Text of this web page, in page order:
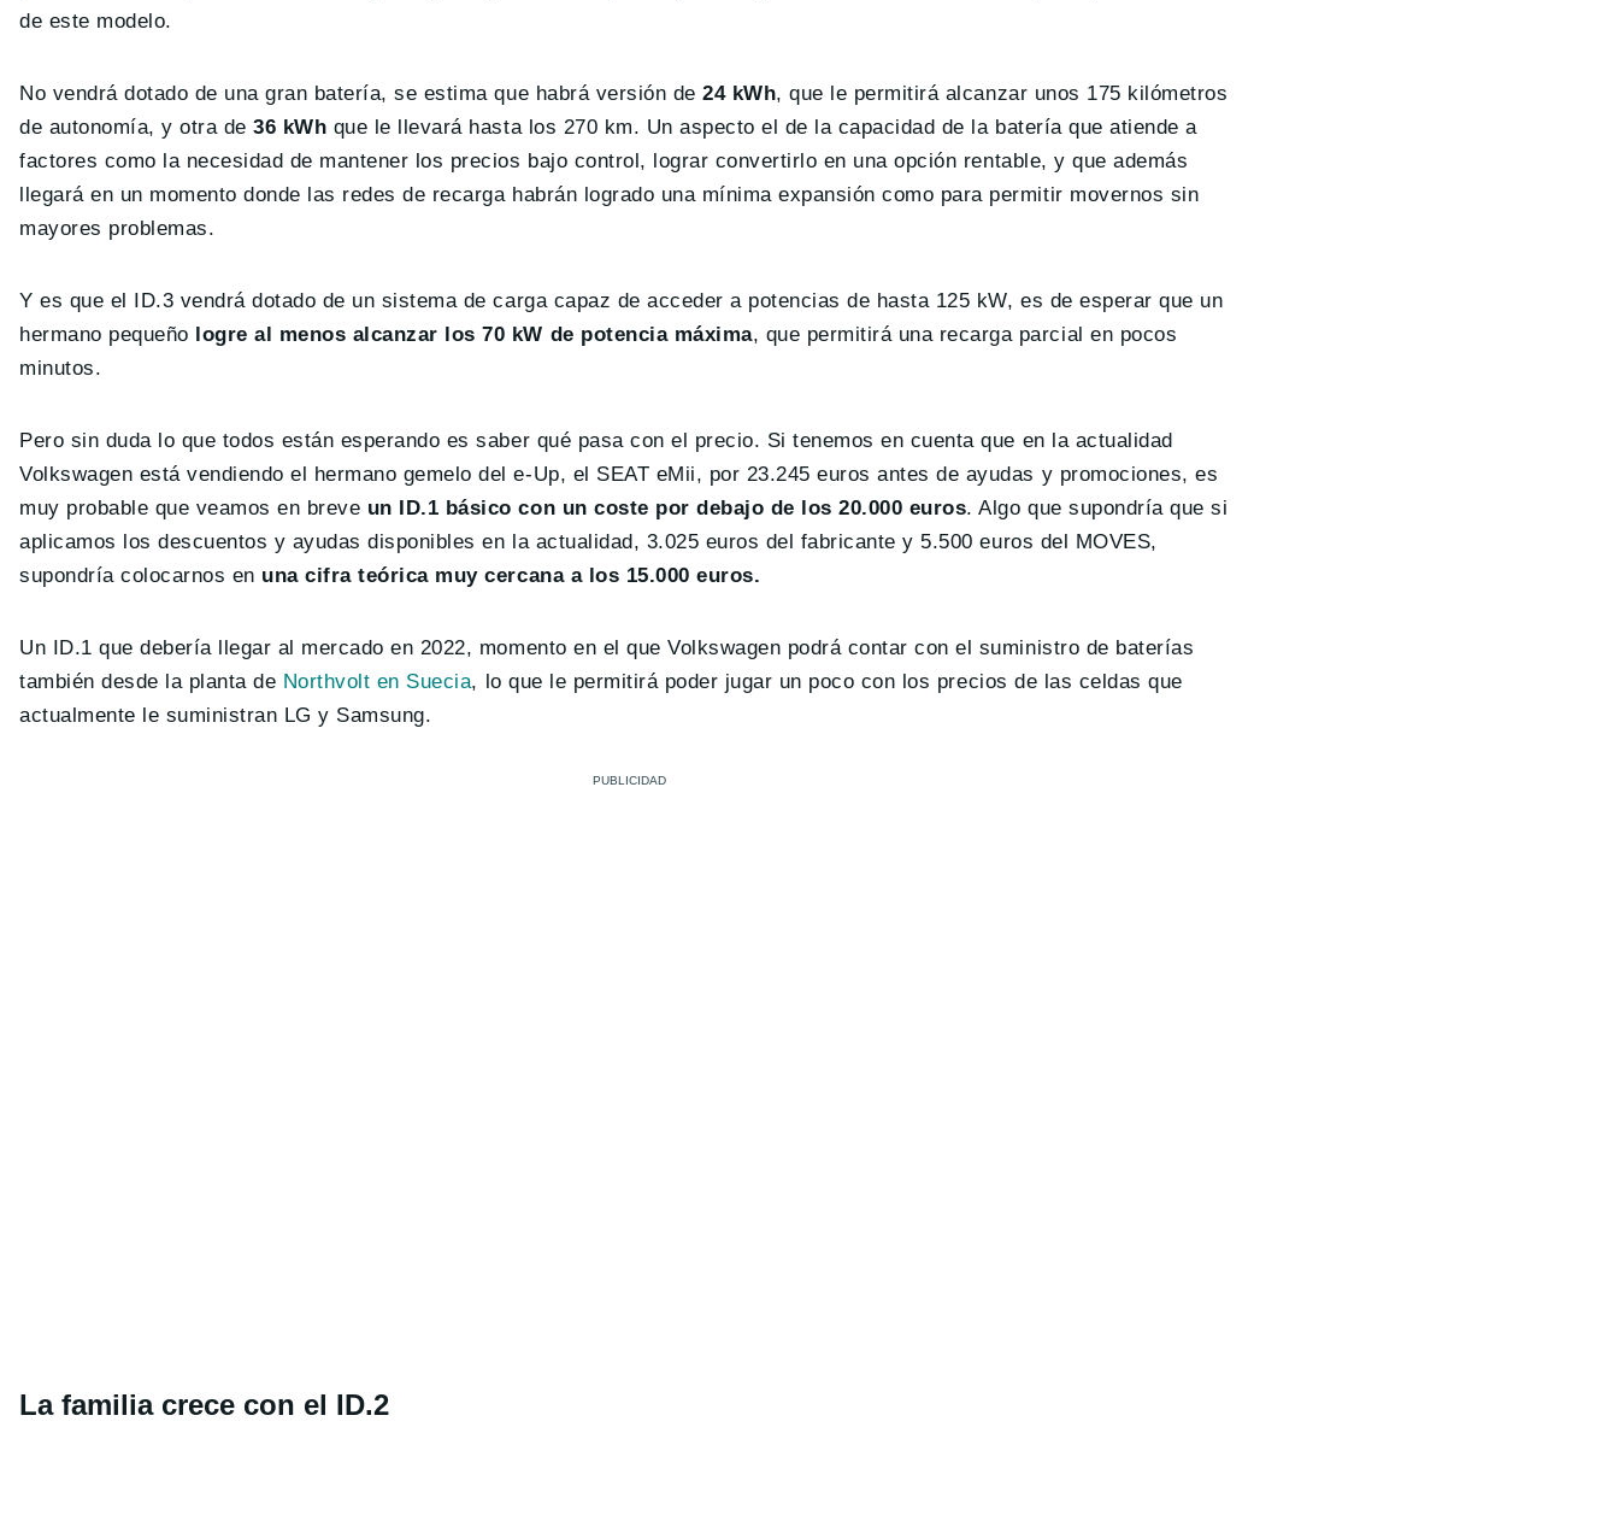
de este modelo.
No vendrá dotado de una gran batería, se estima que habrá versión de24 kWh, que le permitirá alcanzar unos 175 kilómetros
de autonomía, y otra de36 kWh que le llevará hasta los 270 km. Un aspecto el de la capacidad de la batería que atiende a
factores como la necesidad de mantener los precios bajo control, lograr convertirlo en una opción rentable, y que además
llegará en un momento donde las redes de recarga habrán logrado una mínima expansión como para permitir movernos sin
mayores problemas.
Y es que el ID.3 vendrá dotado de un sistema de carga capaz de acceder a potencias de hasta 125 kW, es de esperar que un
hermano pequeño logre al menos alcanzar los 70 kW de potencia máxima, que permitirá una recarga parcial en pocos
minutos.
Pero sin duda lo que todos están esperando es saber qué pasa con el precio. Si tenemos en cuenta que en la actualidad
Volkswagen está vendiendo el hermano gemelo del e-Up, el SEAT eMii, por 23.245 euros antes de ayudas y promociones, es
muy probable que veamos en breve un ID.1 básico con un coste por debajo de los 20.000 euros. Algo que supondría que si
aplicamos los descuentos y ayudas disponibles en la actualidad, 3.025 euros del fabricante y 5.500 euros del MOVES,
supondría colocarnos en una cifra teórica muy cercana a los 15.000 euros.
Un ID.1 que debería llegar al mercado en 2022, momento en el que Volkswagen podrá contar con el suministro de baterías
también desde la planta de Northvolt en Suecia, lo que le permitirá poder jugar un poco con los precios de las celdas que
actualmente le suministran LG y Samsung.
La familia crece con el ID.2